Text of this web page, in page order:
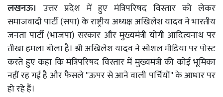
लखनऊ। उत्तर प्रदेश में हुए मंत्रिपरिषद विस्तार को लेकर
समाजवादी पार्टी (सपा) के राष्ट्रीय अध्यक्ष अखिलेश यादव ने भारतीय
जनता पार्टी (भाजपा) सरकार और मुख्यमंत्री योगी आदित्यनाथ पर
तीखा हमला बोला है। श्री अखिलेश यादव ने सोशल मीडिया पर पोस्ट
करते हुए कहा कि मंत्रिपरिषद विस्तार में मुख्यमंत्री की कोई भूमिका
नहीं रह गई है और फैसले ''ऊपर से आने वाली पर्चियों'' के आधार पर
हो रहे हैं।